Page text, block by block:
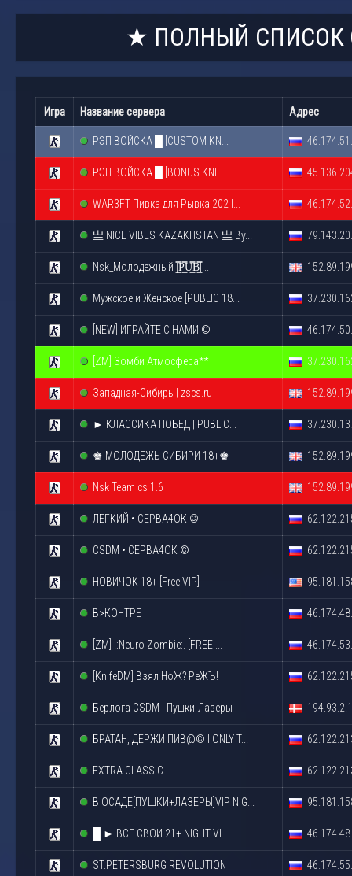
★ ПОЛНЫЙ СПИСОК
Игра Название сервера Адрес
РЭП ВОЙСКА █ [CUSTOM KN...
РЭП ВОЙСКА █ [BONUS KNI...
WAR3FT Пивка для Рывка 202 l...
亗 NICE VIBES KAZAKHSTAN 亗 By...
Nsk_Молодежный |͇̿P͇̿U͇̿B͇̿|...
Мужское и Женское [PUBLIC 18...
[NEW] ИГРАЙТЕ С НАМИ ©
[ZM] Зомби Атмосфера**
Западная-Сибирь | zscs.ru
►︎ КЛАССИКА ПОБЕД | PUBLIC...
♚ МОЛОДЕЖЬ СИБИРИ 18+♚
Nsk Team cs 1.6
ЛЕГКИЙ • СЕРВА4ОК ©
CSDM • СЕРВА4ОК ©
НОВИЧОК 18+ [Free VIP]
В>КОНТРЕ
[ZM] .:Neuro Zombie:. [FREE ...
[KnifeDM] Взял НоЖ? РеЖЪ!
Берлога CSDM | Пушки-Лазеры
БРАТАН, ДЕРЖИ ПИВ@© l ONLY T...
EXTRA CLASSIC
В ОСАДЕ[ПУШКИ+ЛАЗЕРЫ]VIP NIG...
█ ► ВСЕ СВОИ 21+ NIGHT VI...
ST.PETERSBURG REVOLUTION